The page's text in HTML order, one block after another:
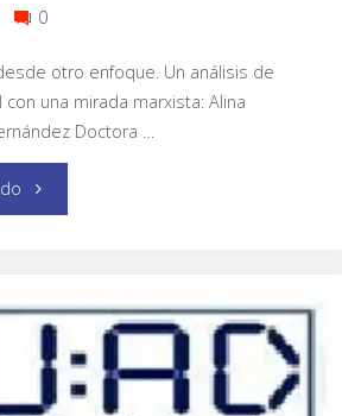
0
otro enfoque. Un análisis de
con una mirada marxista: Alina
Doctora …